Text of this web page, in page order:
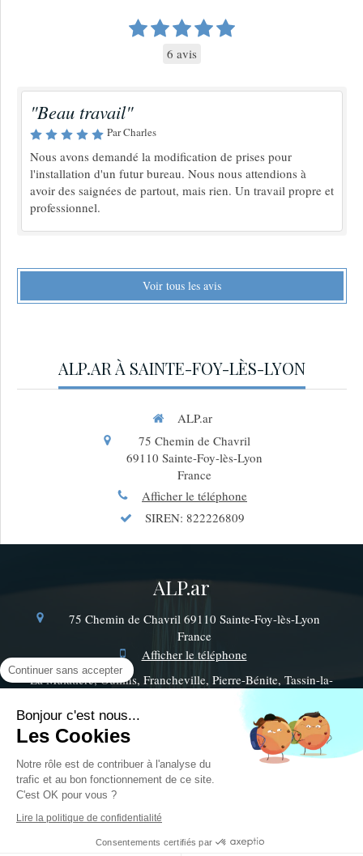
6 avis
"Beau travail"
Par Charles
Nous avons demandé la modification de prises pour
l'installation d'un futur bureau. Nous nous attendions à
avoir des saignées de partout, mais rien. Un travail propre et
professionnel.
Voir tous les avis
ALP.AR À SAINTE-FOY-LÈS-LYON
ALP.ar
75 Chemin de Chavril
69110 Sainte-Foy-lès-Lyon
France
Afficher le téléphone
SIREN: 822226809
ALP.ar
75 Chemin de Chavril 69110 Sainte-Foy-lès-Lyon
France
Afficher le téléphone
La Mulatière, Oullins, Francheville, Pierre-Bénite, Tassin-la-
Ollières, Saint-Genis-Laval, Saint-Fons, Craponne
Mentions légales
©2018 ALP.ar - Electricité Générale
Création et référencement du site par Simplébo
Continuer sans accepter
Bonjour c'est nous...
Les Cookies
Notre rôle est de contribuer à l'analyse du
trafic et au bon fonctionnement de ce site.
C'est OK pour vous ?
Lire la politique de confidentialité
Consentements certifiés par